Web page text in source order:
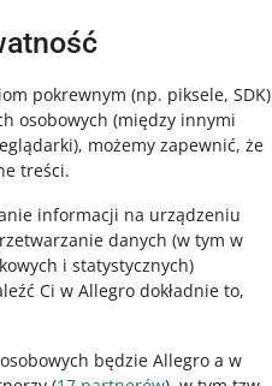
pokrewnym (np. piksele, SDK)
osobowych (między innymi
, możemy zapewnić, że
treści.
informacji na urządzeniu
danych (w tym w
i statystycznych)
Ci w Allegro dokładnie to,
będzie Allegro a w